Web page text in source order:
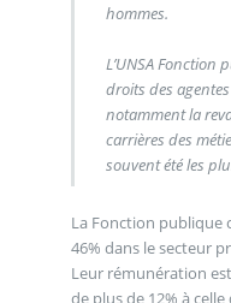
hommes.
L’UNSA
droits des
notamment la
carrières des
souvent été les
La Fonction publique
46% dans le secteur
Leur rémunération
de plus de 12% à celle